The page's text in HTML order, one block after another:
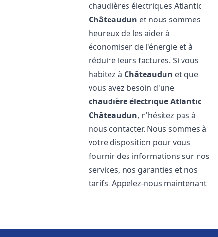
chaudières électriques Atlantic
Châteaudun et nous sommes
heureux de les aider à
économiser de l'énergie et à
réduire leurs factures. Si vous
habitez à Châteaudun et que
vous avez besoin d'une
chaudière électrique Atlantic
Châteaudun, n'hésitez pas à
nous contacter. Nous sommes à
votre disposition pour vous
fournir des informations sur nos
services, nos garanties et nos
tarifs. Appelez-nous maintenant